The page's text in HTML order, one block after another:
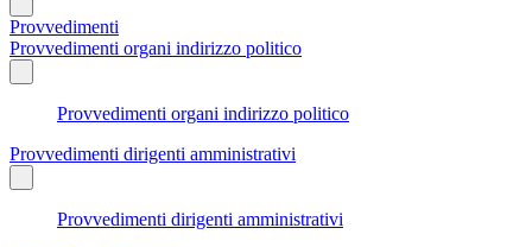
Provvedimenti
Provvedimenti organi indirizzo politico
Provvedimenti organi indirizzo politico
Provvedimenti dirigenti amministrativi
Provvedimenti dirigenti amministrativi